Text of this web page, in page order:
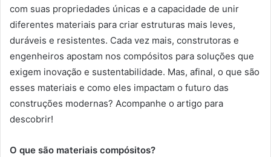
com suas propriedades únicas e a capacidade de unir
diferentes materiais para criar estruturas mais leves,
duráveis e resistentes. Cada vez mais, construtoras e
engenheiros apostam nos compósitos para soluções que
exigem inovação e sustentabilidade. Mas, afinal, o que são
esses materiais e como eles impactam o futuro das
construções modernas? Acompanhe o artigo para
descobrir!
O que são materiais compósitos?